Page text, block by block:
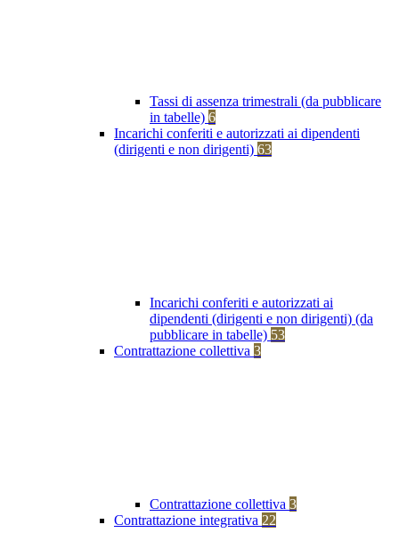
Tassi di assenza trimestrali (da pubblicare
in tabelle) 6
Incarichi conferiti e autorizzati ai dipendenti
(dirigenti e non dirigenti) 63
Incarichi conferiti e autorizzati ai
dipendenti (dirigenti e non dirigenti) (da
pubblicare in tabelle) 53
Contrattazione collettiva 3
Contrattazione collettiva 3
Contrattazione integrativa 22